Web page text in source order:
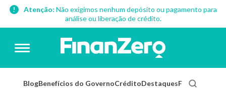
Atenção: Não exigimos nenhum depósito ou pagamento para
análise ou liberação de crédito.
BlogBenefícios do GovernoCréditoDestaquesFinanças